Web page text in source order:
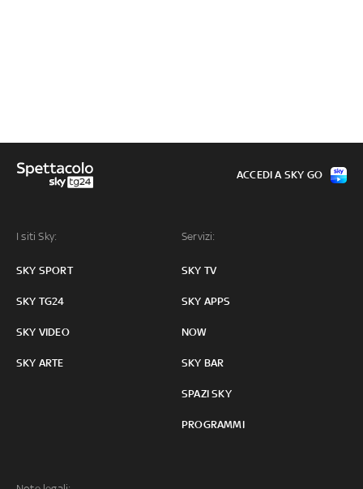
I siti Sky:
SKY SPORT
SKY TG24
SKY VIDEO
SKY ARTE
Servizi:
SKY TV
SKY APPS
NOW
SKY BAR
SPAZI SKY
PROGRAMMI
ACCEDI A SKY GO